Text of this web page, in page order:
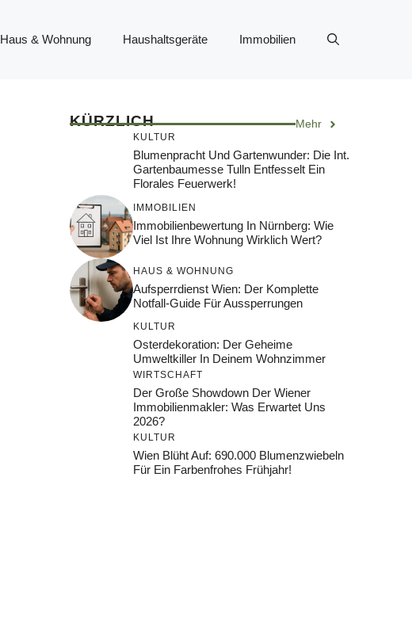
Haus & Wohnung Haushaltsgeräte Immobilien
KÜRZLICH Mehr
KULTUR
Blumenpracht Und Gartenwunder: Die Int.
Gartenbaumesse Tulln Entfesselt Ein
Florales Feuerwerk!
IMMOBILIEN
Immobilienbewertung In Nürnberg: Wie
Viel Ist Ihre Wohnung Wirklich Wert?
HAUS & WOHNUNG
Aufsperrdienst Wien: Der Komplette
Notfall-Guide Für Aussperrungen
KULTUR
Osterdekoration: Der Geheime
Umweltkiller In Deinem Wohnzimmer
WIRTSCHAFT
Der Große Showdown Der Wiener
Immobilienmakler: Was Erwartet Uns
2026?
KULTUR
Wien Blüht Auf: 690.000 Blumenzwiebeln
Für Ein Farbenfrohes Frühjahr!